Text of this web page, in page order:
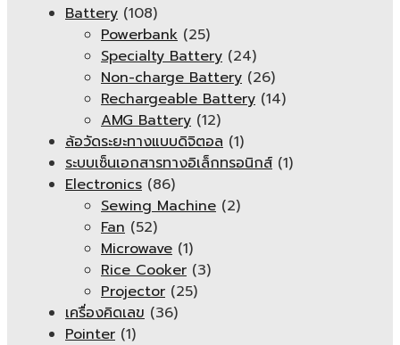
Battery (108)
Powerbank (25)
Specialty Battery (24)
Non-charge Battery (26)
Rechargeable Battery (14)
AMG Battery (12)
ล้อวัดระยะทางแบบดิจิตอล (1)
ระบบเซ็นเอกสารทางอิเล็กทรอนิกส์ (1)
Electronics (86)
Sewing Machine (2)
Fan (52)
Microwave (1)
Rice Cooker (3)
Projector (25)
เครื่องคิดเลข (36)
Pointer (1)